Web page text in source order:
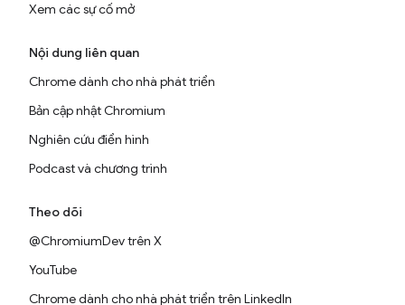
Xem các sự cố mở
Nội dung liên quan
Chrome dành cho nhà phát triển
Bản cập nhật Chromium
Nghiên cứu điển hình
Podcast và chương trình
Theo dõi
@ChromiumDev trên X
YouTube
Chrome dành cho nhà phát triển trên LinkedIn